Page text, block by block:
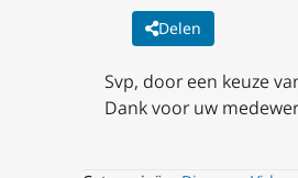
Delen
Svp, door een keuze
Dank voor uw